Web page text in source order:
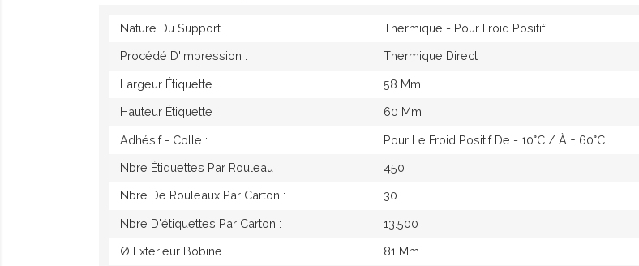
Nature Du Support : Thermique - Pour Froid Positif
Procédé D'impression : Thermique Direct
Largeur Étiquette : 58 Mm
Hauteur Étiquette : 60 Mm
Adhésif - Colle : Pour Le Froid Positif De - 10°c / À + 60°c
Nbre Étiquettes Par Rouleau 450
Nbre De Rouleaux Par Carton : 30
Nbre D'étiquettes Par Carton : 13.500
Ø Extérieur Bobine 81 Mm